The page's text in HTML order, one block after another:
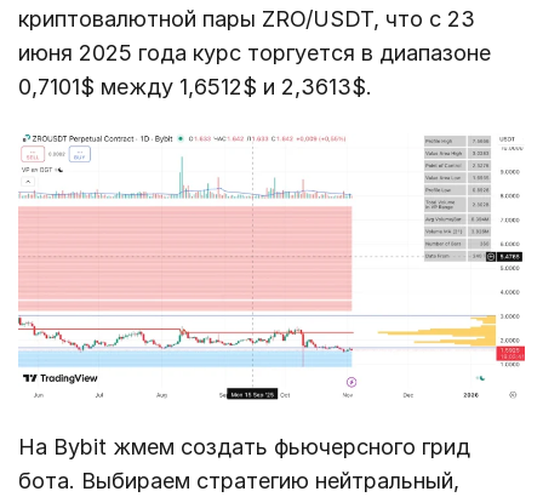
криптовалютной пары ZRO/USDT, что с 23
июня 2025 года курс торгуется в диапазоне
0,7101$ между 1,6512$ и 2,3613$.
На Bybit жмем создать фьючерсного грид
бота. Выбираем стратегию нейтральный,